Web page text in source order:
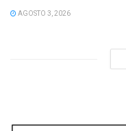
AGOSTO 3, 2026